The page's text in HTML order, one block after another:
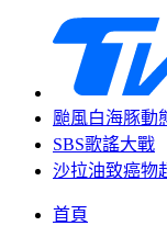
颱風白海豚動
SBS歌謠大戰
沙拉油致癌物
首頁